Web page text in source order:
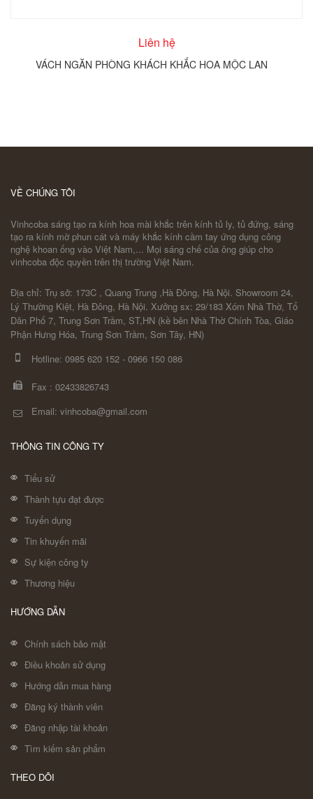
Liên hệ
VÁCH NGĂN PHÒNG KHÁCH KHẮC HOA MỘC LAN
VỀ CHÚNG TÔI
Vinhcoba sáng tạo ra kính hoa mài khắc trên kính tủ ly, tủ đứng, sáng
tạo ra kính mờ phun cát và máy khắc kính cầm tay ứng dụng công
nghệ khoan ống vào Việt Nam,... Mọi sáng chế của ông giúp cho
vinhcoba độc quyền trên thị trường Việt Nam.
Địa chỉ: Trụ sở: 173C , Quang Trung ,Hà Đông, Hà Nội. Showroom 24,
Lý Thường Kiệt, Hà Đông, Hà Nội. Xưởng sx: 29/183 Xóm Nhà Thờ, Tổ
Dân Phố 7, Trung Sơn Trầm, ST,HN (kề bên Nhà Thờ Chính Tòa, Giáo
Phận Hưng Hóa, Trung Sơn Trầm, Sơn Tây, HN)
Hotline: 0985 620 152 - 0966 150 086
Fax : 02433826743
Email: vinhcoba@gmail.com
THÔNG TIN CÔNG TY
Tiểu sử
Thành tựu đạt được
Tuyển dụng
Tin khuyến mãi
Sự kiện công ty
Thương hiệu
HƯỚNG DẪN
Chính sách bảo mật
Điều khoản sử dụng
Hướng dẫn mua hàng
Đăng ký thành viên
Đăng nhập tài khoản
Tìm kiếm sản phẩm
THEO DÕI